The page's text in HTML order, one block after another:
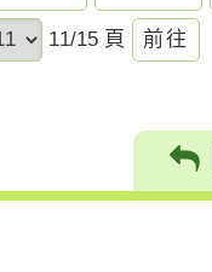
11/15 頁
前
往